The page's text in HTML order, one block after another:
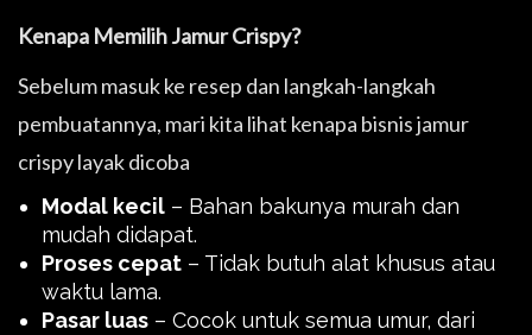
Kenapa Memilih Jamur Crispy?
Sebelum masuk ke resep dan langkah-langkah
pembuatannya, mari kita lihat kenapa bisnis jamur
crispy layak dicoba
Modal kecil – Bahan bakunya murah dan
mudah didapat.
Proses cepat – Tidak butuh alat khusus atau
waktu lama.
Pasar luas – Cocok untuk semua umur, dari